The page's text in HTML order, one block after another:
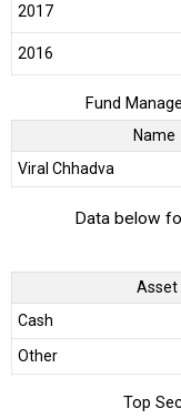
2017
2016
Fund
Name
Viral Chhadva
Data below
Asset
Cash
Other
Top